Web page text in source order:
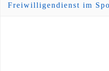
Freiwilligendienst im